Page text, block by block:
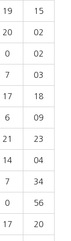
19 15
20 02
0 02
7 03
17 18
6 09
21 23
14 04
7 34
0 56
17 20